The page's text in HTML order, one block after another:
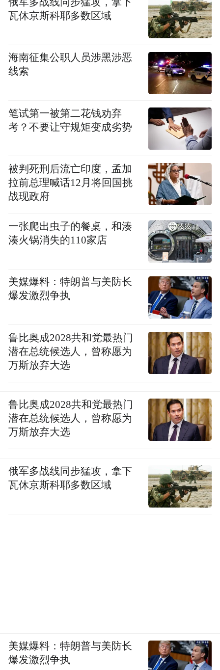
2021.11--2026.06，湖北省建始县县委副书
记，县人民政府党组书记、县长；
始县委书记。
“特别声明：以上作品内容(包括在内的视频、图片或音
频)为凤凰网旗下自媒体平台“大风号”用户上传并发
布，本平台仅提供信息存储空间服务。
Notice: The content above (including the videos,
pictures and audios if any) is uploaded and posted
by the user of Dafeng Hao, which is a social media
platform and merely provides information storage
space services.”
瓦休京斯科耶多数区域
海南征集公职人员涉黑涉恶
线索
笔试第一被第二花钱劝弃
考？不要让守规矩变成劣势
被判死刑后流亡印度，孟加
拉前总理喊话12月将回国挑
战现政府
一张爬出虫子的餐桌，和湊
湊火锅消失的110家店
美媒爆料：特朗普与美防长
爆发激烈争执
鲁比奥成2028共和党最热门
潜在总统候选人，曾称愿为
万斯放弃大选
鲁比奥成2028共和党最热门
潜在总统候选人，曾称愿为
万斯放弃大选
俄军多战线同步猛攻，拿下
瓦休京斯科耶多数区域
美媒爆料：特朗普与美防长
爆发激烈争执